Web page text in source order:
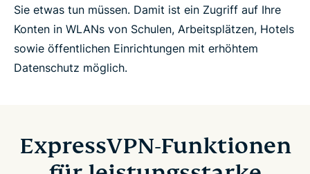
Sie etwas tun müssen. Damit ist ein Zugriff auf Ihre
Konten in WLANs von Schulen, Arbeitsplätzen, Hotels
sowie öffentlichen Einrichtungen mit erhöhtem
Datenschutz möglich.
ExpressVPN-Funktionen